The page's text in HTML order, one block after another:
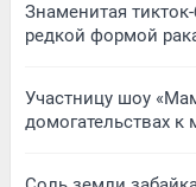
Знаменитая
редкой формой
Участницу шоу
домогательствах к